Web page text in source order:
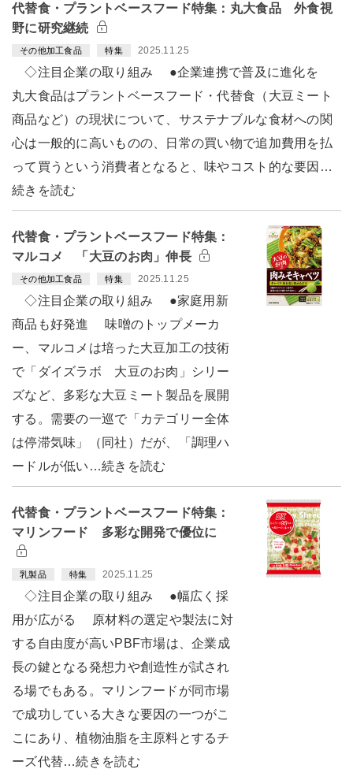
代替食・プラントベースフード特集：丸大食品 外食視
野に研究継続
その他加工食品 特集 2025.11.25
◇注目企業の取り組み ●企業連携で普及に進化を
丸大食品はプラントベースフード・代替食（大豆ミート
商品など）の現状について、サステナブルな食材への関
心は一般的に高いものの、日常の買い物で追加費用を払
って買うという消費者となると、味やコスト的な要因…
続きを読む
代替食・プラントベースフード特集：
マルコメ 「大豆のお肉」伸長
その他加工食品 特集 2025.11.25
◇注目企業の取り組み ●家庭用新
商品も好発進 味噌のトップメーカ
ー、マルコメは培った大豆加工の技術
で「ダイズラボ 大豆のお肉」シリー
ズなど、多彩な大豆ミート製品を展開
する。需要の一巡で「カテゴリー全体
は停滞気味」（同社）だが、「調理ハ
ードルが低い…続きを読む
代替食・プラントベースフード特集：
マリンフード 多彩な開発で優位に
乳製品 特集 2025.11.25
◇注目企業の取り組み ●幅広く採
用が広がる 原材料の選定や製法に対
する自由度が高いPBF市場は、企業成
長の鍵となる発想力や創造性が試され
る場でもある。マリンフードが同市場
で成功している大きな要因の一つがこ
こにあり、植物油脂を主原料とするチ
ーズ代替…続きを読む